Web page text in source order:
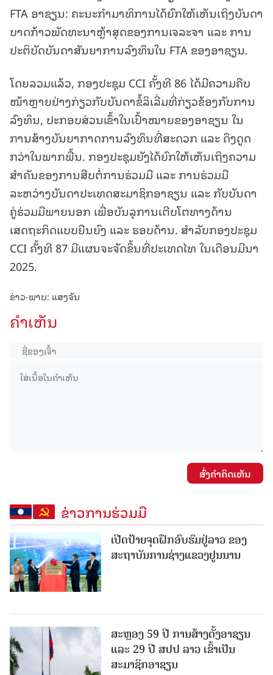
FTA ອາຊຽນ: ຄະນະກຳມາທິການໄດ້ຍົກໃຫ້ເຫັນເຖິງບັນດາ
ບາດກ້າວພັດທະນາຫຼ້າສຸດຂອງການເຈລະຈາ ແລະ ການ
ປະຕິບັດບັນດາສັນຍາການລົງທຶນໃນ FTA ຂອງອາຊຽນ.
ໂດຍລວມແລ້ວ, ກອງປະຊຸມ CCI ຄັ້ງທີ 86 ໄດ້ມີຄວາມຄືບ
ໜ້າຫຼາຍຢ່າງກ່ຽວກັບບັນດາຂໍ້ລິເລີ່ມທີ່ກ່ຽວຂ້ອງກັບການ
ລົງທຶນ, ປະກອບສ່ວນເຂົ້າໃນເປົ້າໝາຍຂອງອາຊຽນ ໃນ
ການສ້າງບັນຍາກາດການລົງທຶນທີ່ສະດວກ ແລະ ດຶງດູດ
ກວ່າໃນພາກພື້ນ. ກອງປະຊຸມຍັງໄດ້ຍົກໃຫ້ເຫັນເຖິງຄວາມ
ສໍາຄັນຂອງການສືບຕໍ່ການຮ່ວມມື ແລະ ການຮ່ວມມື
ລະຫວ່າງບັນດາປະເທດສະມາຊິກອາຊຽນ ແລະ ກັບບັນດາ
ຄູ່ຮ່ວມມືພາຍນອກ ເພື່ອບັນລຸການເຕີບໂຕທາງດ້ານ
ເສດຖະກິດແບບຍືນຍົງ ແລະ ຮອບດ້ານ. ສໍາລັບກອງປະຊຸມ
CCI ຄັ້ງທີ 87 ມີແຜນຈະຈັດຂຶ້ນທີ່ປະເທດໄທ ໃນເດືອນມີນາ
2025.
ຂ່າວ-ພາບ: ແສງຈັນ
ຄໍາເຫັນ
ສົ່ງຄໍາຄິດເຫັນ
ຂ່າວການຮ່ວມມື
ເປີດປ້າຍຈຸດຝຶກອົບຮົມຢູ່ລາວ ຂອງ
ສະຖາບັນການຊ່າງແຂວງຢູນນານ
ສະຫຼອງ 59 ປີ ການສ້າງຕັ້ງອາຊຽນ
ແລະ 29 ປີ ສປປ ລາວ ເຂົ້າເປັນ
ສະມາຊິກອາຊຽນ